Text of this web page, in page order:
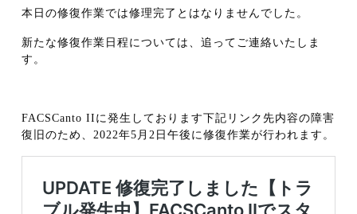
本日の修復作業では修理完了とはなりませんでした。
新たな修復作業日程については、追ってご連絡いたしま
す。
FACSCanto IIに発生しております下記リンク先内容の障害
復旧のため、2022年5月2日午後に修復作業が行われます。